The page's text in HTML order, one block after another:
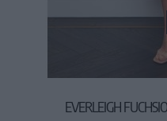
EVERLEIGH